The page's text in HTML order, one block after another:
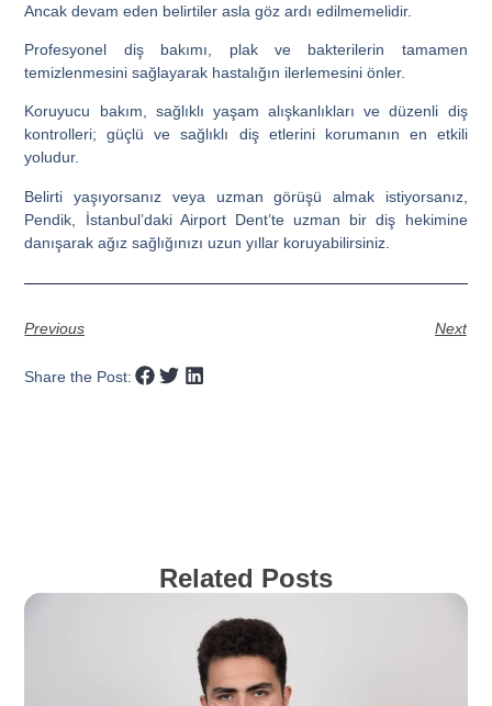
Ancak devam eden belirtiler asla göz ardı edilmemelidir.
Profesyonel diş bakımı, plak ve bakterilerin tamamen
temizlenmesini sağlayarak hastalığın ilerlemesini önler.
Koruyucu bakım, sağlıklı yaşam alışkanlıkları ve düzenli diş
kontrolleri; güçlü ve sağlıklı diş etlerini korumanın en etkili
yoludur.
Belirti yaşıyorsanız veya uzman görüşü almak istiyorsanız,
Pendik, İstanbul’daki Airport Dent’te uzman bir diş hekimine
danışarak ağız sağlığınızı uzun yıllar koruyabilirsiniz.
Previous Next
Share the Post:
Related Posts